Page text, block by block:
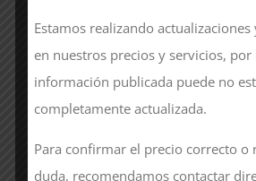
Cocina
Chaquetas
Estamos realizando
en nuestros precios y servicios, por
información publicada puede no
completamente actualizada.
Para confirmar el precio correcto o
duda, recomendamos contactar